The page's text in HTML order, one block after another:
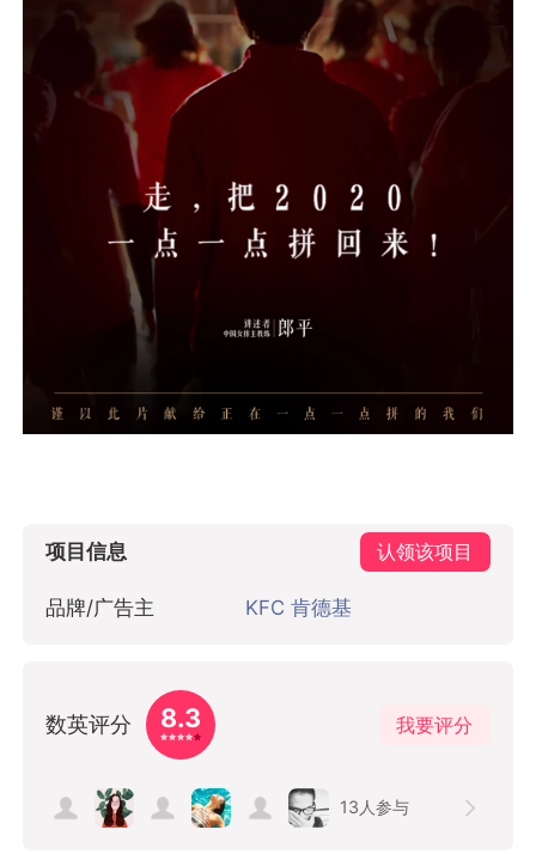
项目信息 认领该项目
品牌/广告主 KFC 肯德基
数英评分 8.3 我要评分
13 人参与